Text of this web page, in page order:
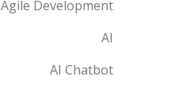
Agile Development
AI
AI Chatbot